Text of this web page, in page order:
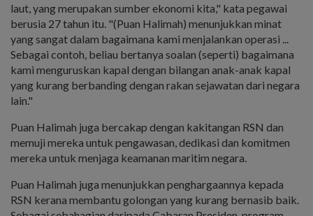
laut, yang merupakan sumber ekonomi kita," kata pegawai
berusia 27 tahun itu. "(Puan Halimah) menunjukkan minat
yang sangat dalam bagaimana kami menjalankan operasi ...
Sebagai contoh, beliau bertanya soalan (seperti) bagaimana
kami menguruskan kapal dengan bilangan anak-anak kapal
yang kurang berbanding dengan rakan sejawatan dari negara
lain."
Puan Halimah juga bercakap dengan kakitangan RSN dan
memuji mereka untuk pengawasan, dedikasi dan komitmen
mereka untuk menjaga keamanan maritim negara.
Puan Halimah juga menunjukkan penghargaannya kepada
RSN kerana membantu golongan yang kurang bernasib baik.